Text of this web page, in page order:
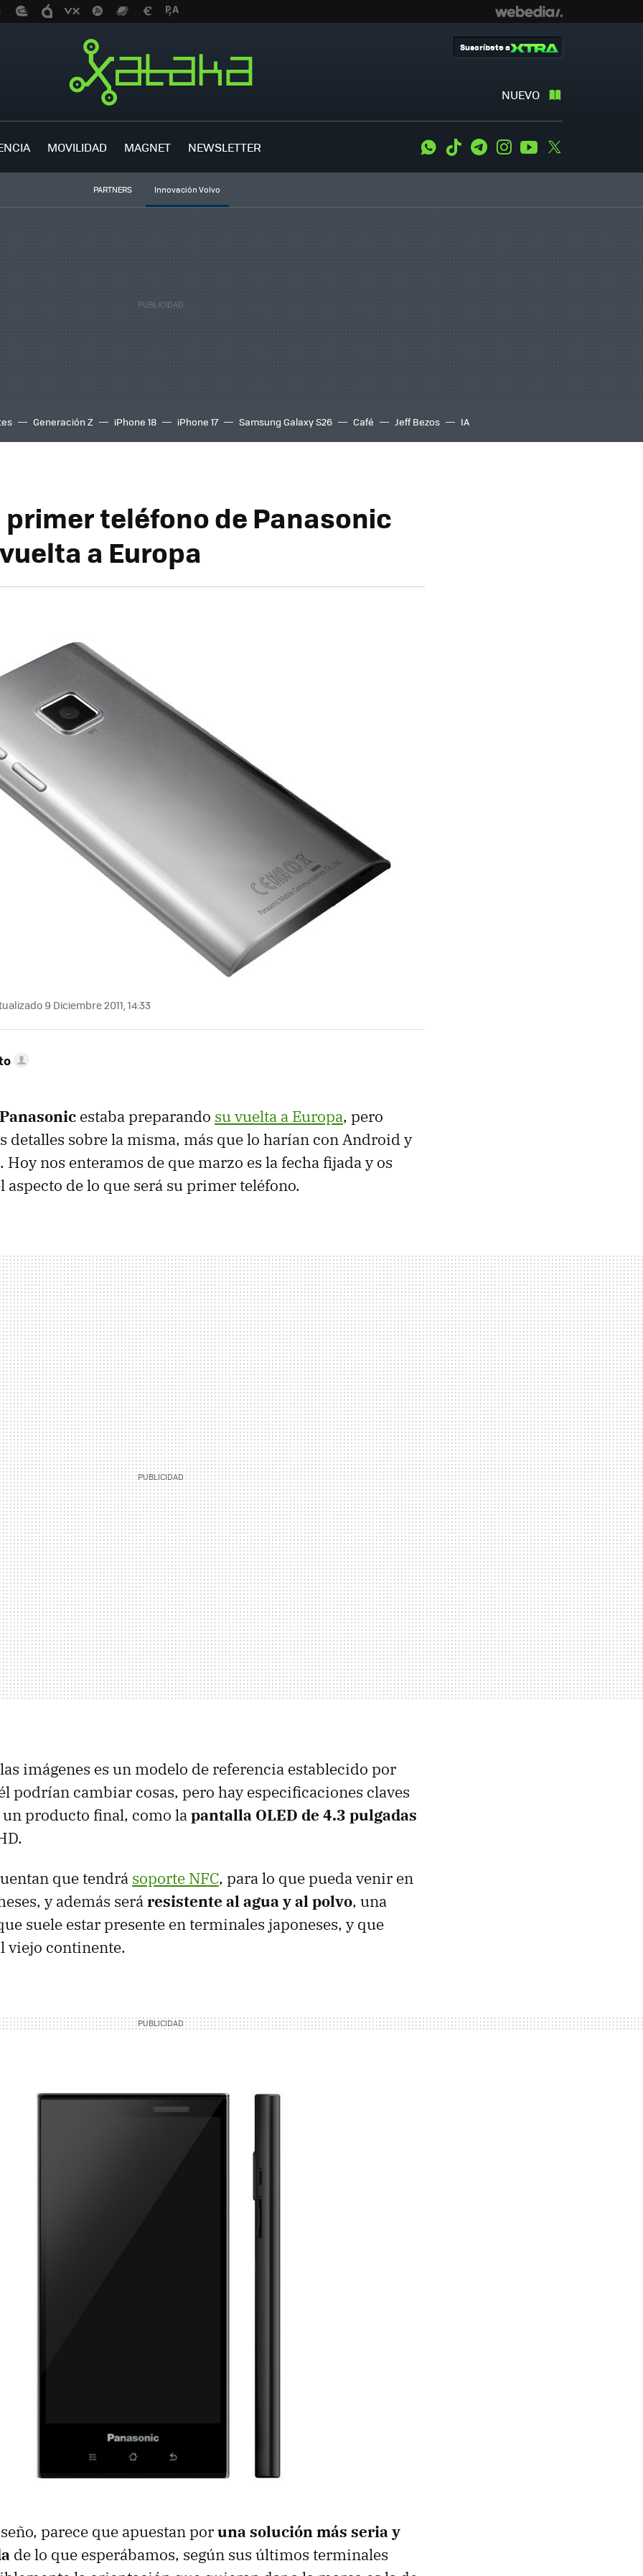
NUEVO
Suscríbete a
MOVILIDAD MAGNET NEWSLETTER WhatsApp
Tiktok TelegramInstagramYoutube
PARTNERS Innovación Volvo
Generación Z iPhone 18 iPhone 17 Samsung Galaxy S26 Café Jeff Bezos IA
primer teléfono de Panasonic
a Europa
9 Diciembre 2011, 14:33
Panasonic estaba preparando su vuelta a Europa, pero
detalles sobre la misma, más que lo harían con Android y
Hoy nos enteramos de que marzo es la fecha fijada y os
aspecto de lo que será su primer teléfono.
imágenes es un modelo de referencia establecido por
podrían cambiar cosas, pero hay especificaciones claves
un producto final, como lapantalla OLED de 4.3 pulgadas
que tendrá soporte NFC, para lo que pueda venir en
y además seráresistente al agua y al polvo, una
suele estar presente en terminales japoneses, y que
viejo continente.
parece que apuestan poruna solución más seria y
de lo que esperábamos, según sus últimos terminales